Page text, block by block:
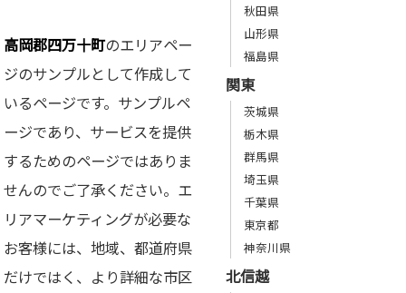
高岡郡四万十町のエリアペー
ジのサンプルとして作成して
いるページです。サンプルペ
ージであり、サービスを提供
するためのページではありま
せんのでご了承ください。エ
リアマーケティングが必要な
お客様には、地域、都道府県
だけではく、より詳細な市区
秋田県
山形県
福島県
関東
茨城県
栃木県
群馬県
埼玉県
千葉県
東京都
神奈川県
北信越